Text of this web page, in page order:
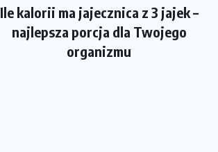
Ile kalorii ma jajecznica z 3 jajek –
najlepsza porcja dla Twojego
organizmu